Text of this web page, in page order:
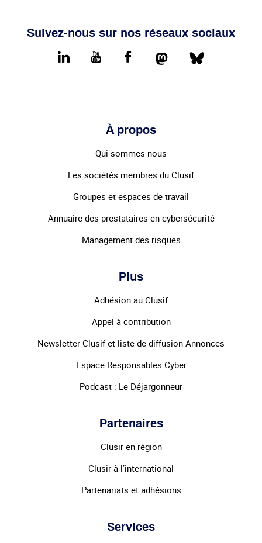
Suivez-nous sur nos réseaux sociaux
LinkedIn youtube FacebookMastodonBluesky
À propos
Qui sommes-nous
Les sociétés membres du Clusif
Groupes et espaces de travail
Annuaire des prestataires en cybersécurité
Management des risques
Plus
Adhésion au Clusif
Appel à contribution
Newsletter Clusif et liste de diffusion Annonces
Espace Responsables Cyber
Podcast : Le Déjargonneur
Partenaires
Clusir en région
Clusir à l’international
Partenariats et adhésions
Services